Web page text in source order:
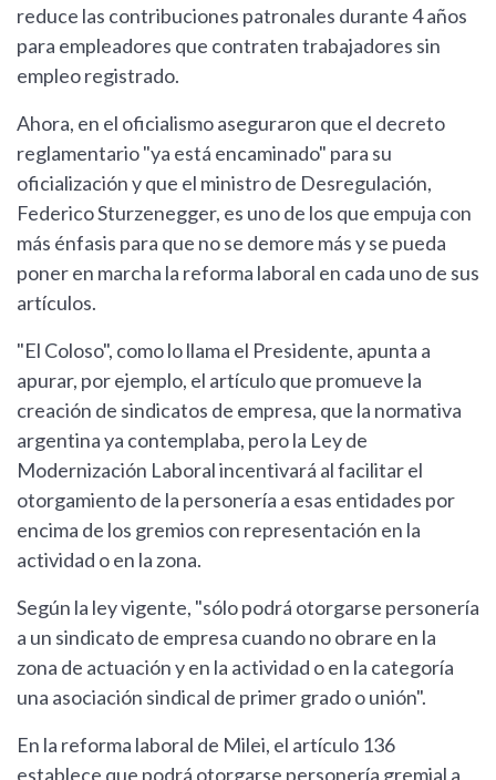
reduce las contribuciones patronales durante 4 años
para empleadores que contraten trabajadores sin
empleo registrado.
Ahora, en el oficialismo aseguraron que el decreto
reglamentario "ya está encaminado" para su
oficialización y que el ministro de Desregulación,
Federico Sturzenegger, es uno de los que empuja con
más énfasis para que no se demore más y se pueda
poner en marcha la reforma laboral en cada uno de sus
artículos.
"El Coloso", como lo llama el Presidente, apunta a
apurar, por ejemplo, el artículo que promueve la
creación de sindicatos de empresa, que la normativa
argentina ya contemplaba, pero la Ley de
Modernización Laboral incentivará al facilitar el
otorgamiento de la personería a esas entidades por
encima de los gremios con representación en la
actividad o en la zona.
Según la ley vigente, "sólo podrá otorgarse personería
a un sindicato de empresa cuando no obrare en la
zona de actuación y en la actividad o en la categoría
una asociación sindical de primer grado o unión".
En la reforma laboral de Milei, el artículo 136
establece que podrá otorgarse personería gremial a